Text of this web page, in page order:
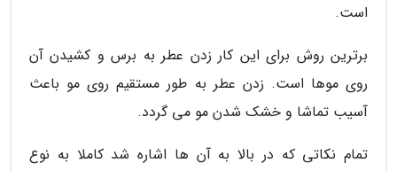
است.
برترین روش برای این کار زدن عطر به برس و کشیدن آن
روی موها است. زدن عطر به طور مستقیم روی مو باعث
آسیب تماشا و خشک شدن مو می گردد.
تمام نکاتی که در بالا به آن ها اشاره شد کاملا به نوع